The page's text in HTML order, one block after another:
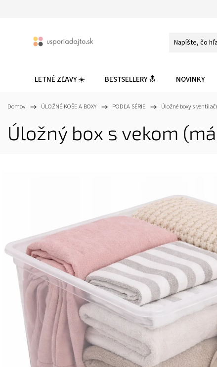
LETNÉ ZĽAVY ☀️ BESTSELLERY 🔝 NOVINKY
Domov / ÚLOŽNÉ KOŠE A BOXY / PODĽA SÉRIE / Úložné boxy s
Úložný box s vekom